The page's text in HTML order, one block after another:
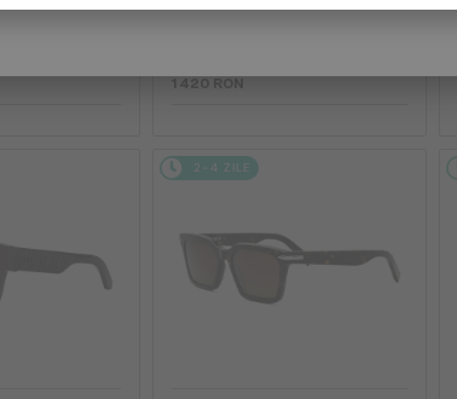
V - 56
DIORBLACKSUIT S12F - 10A0 V
1 420 RON
2-4 ZILE